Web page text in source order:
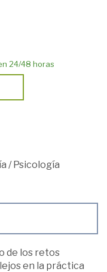
24/48 horas
/Psicología
de los retos
en la práctica